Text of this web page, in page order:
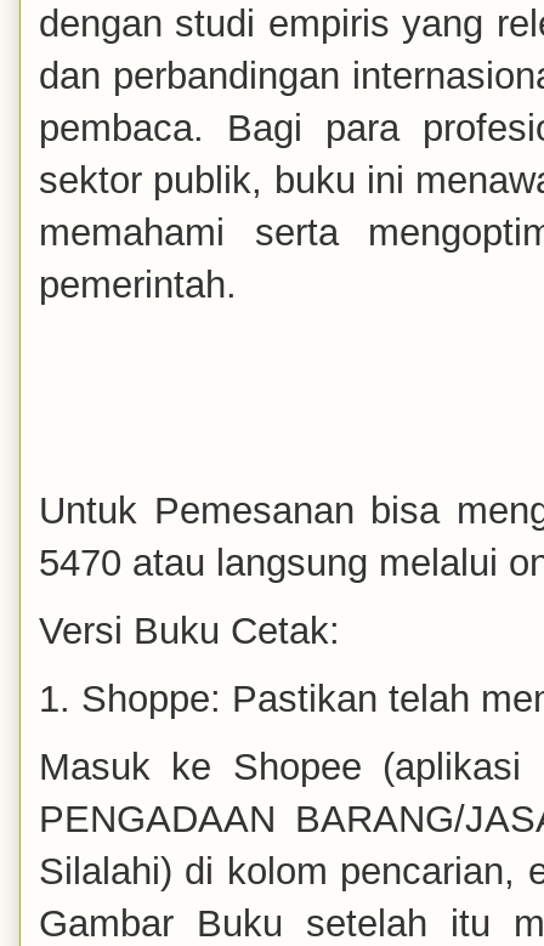
dengan studi empiris yang
dan perbandingan
pembaca. Bagi para
sektor publik, buku ini
memahami serta
pemerintah.
Untuk Pemesanan bisa
5470 atau langsung melalui
Versi Buku Cetak:
1. Shoppe: Pastikan telah
Masuk ke Shopee
PENGADAAN BARANG/
Silalahi) di kolom pencarian,
Gambar Buku setelah itu